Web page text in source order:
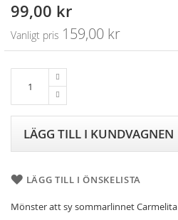
Skip
the
beginning
images
Specialpris
99,00 kr
Vanligt pris 159,00 kr
LÄGG TILL I KUNDVAGNEN
LÄGG TILL I ÖNSKELISTA
Mönster att sy sommarlinnet Carmelita